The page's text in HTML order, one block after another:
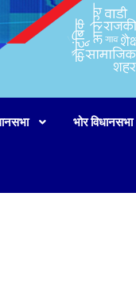
भोर विधानसभा